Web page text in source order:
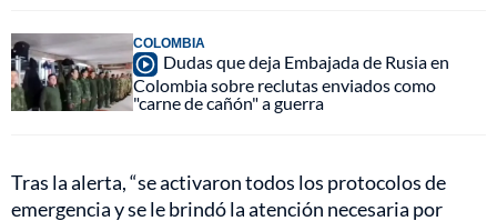
COLOMBIA
Dudas que deja Embajada de Rusia en
Colombia sobre reclutas enviados como
"carne de cañón" a guerra
Tras la alerta, “se activaron todos los protocolos de
emergencia y se le brindó la atención necesaria por